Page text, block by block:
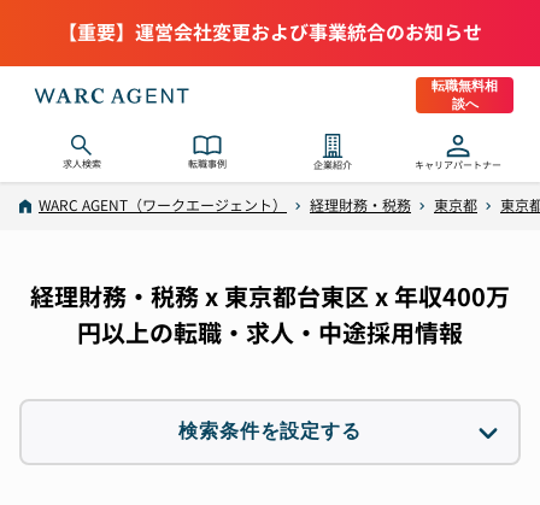
【重要】運営会社変更および事業統合のお知らせ
転職無料相
談へ
求人検索 転職事例 企業紹介 キャリアパートナー
WARC AGENT（ワークエージェント） 経理財務・税務 東京都 東京
経理財務・税務 x 東京都台東区 x 年収400万
円以上の転職・求人・中途採用情報
検索条件を設定する